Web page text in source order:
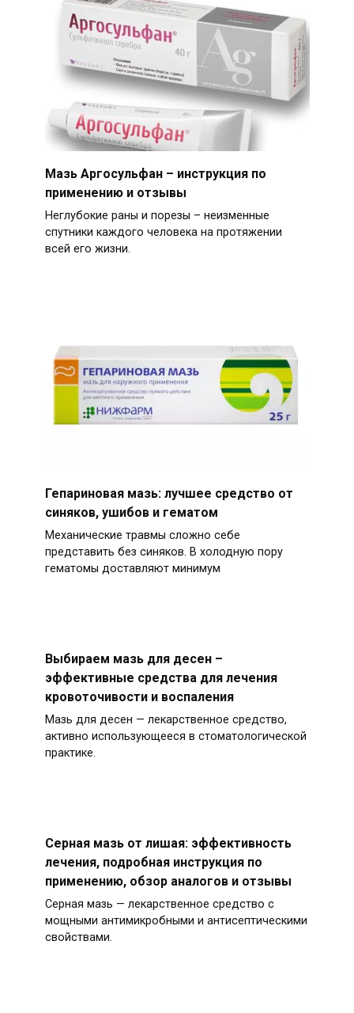
Мазь Аргосульфан – инструкция по
применению и отзывы
Неглубокие раны и порезы – неизменные
спутники каждого человека на протяжении
всей его жизни.
Гепариновая мазь: лучшее средство от
синяков, ушибов и гематом
Механические травмы сложно себе
представить без синяков. В холодную пору
гематомы доставляют минимум
Выбираем мазь для десен –
эффективные средства для лечения
кровоточивости и воспаления
Мазь для десен — лекарственное средство,
активно использующееся в стоматологической
практике.
Серная мазь от лишая: эффективность
лечения, подробная инструкция по
применению, обзор аналогов и отзывы
Серная мазь — лекарственное средство с
мощными антимикробными и антисептическими
свойствами.